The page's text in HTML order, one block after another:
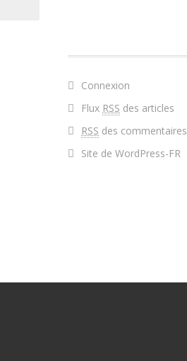
Connexion
Flux RSS des articles
RSS des commentaires
Site de WordPress-FR